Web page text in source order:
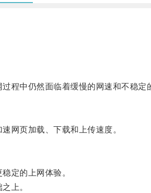
中仍然面临着缓慢的网速和不稳定
网页加载、下载和上传速度。
定的上网体验。
上。